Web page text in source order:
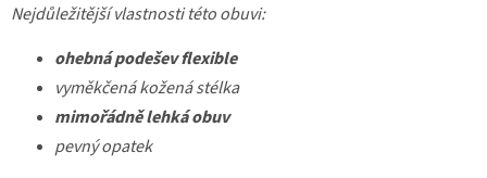
Nejdůležitější vlastnosti této obuvi:
ohebná podešev flexible
vyměkčená kožená stélka
mimořádně lehká obuv
pevný opatek